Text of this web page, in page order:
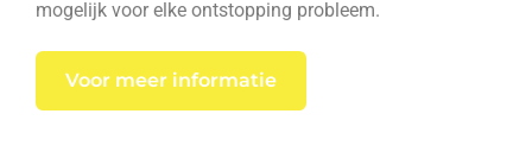
mogelijk voor elke ontstopping probleem.
Voor meer informatie